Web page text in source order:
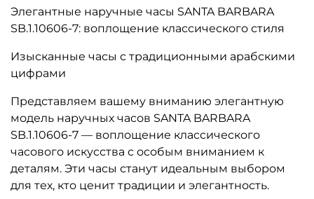
Элегантные наручные часы SANTA BARBARA
SB.1.10606-7: воплощение классического стиля
Изысканные часы с традиционными арабскими
цифрами
Представляем вашему вниманию элегантную
модель наручных часов SANTA BARBARA
SB.1.10606-7 — воплощение классического
часового искусства с особым вниманием к
деталям. Эти часы станут идеальным выбором
для тех, кто ценит традиции и элегантность.